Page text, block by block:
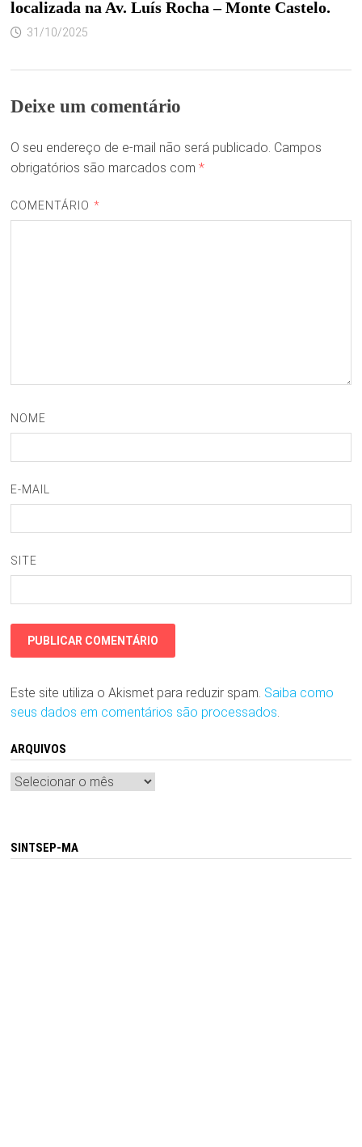
localizada na Av. Luís Rocha – Monte Castelo.
31/10/2025
Deixe um comentário
O seu endereço de e-mail não será publicado. Campos
obrigatórios são marcados com *
COMENTÁRIO *
NOME
E-MAIL
SITE
Este site utiliza o Akismet para reduzir spam. Saiba como
seus dados em comentários são processados.
ARQUIVOS
Arquivos
SINTSEP-MA